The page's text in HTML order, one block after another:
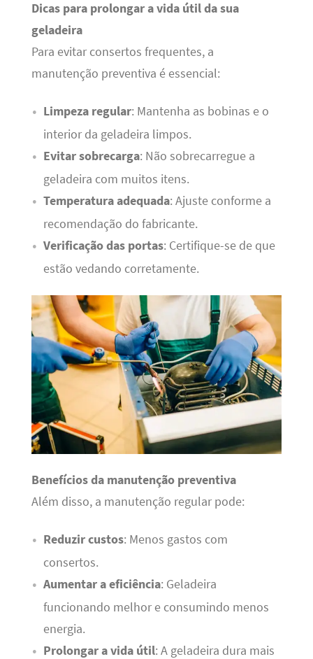
Dicas para prolongar a vida útil da sua
geladeira
Para evitar consertos frequentes, a
manutenção preventiva é essencial:
Limpeza regular: Mantenha as bobinas e o
interior da geladeira limpos.
Evitar sobrecarga: Não sobrecarregue a
geladeira com muitos itens.
Temperatura adequada: Ajuste conforme a
recomendação do fabricante.
Verificação das portas: Certifique-se de que
estão vedando corretamente.
Benefícios da manutenção preventiva
Além disso, a manutenção regular pode:
Reduzir custos: Menos gastos com
consertos.
Aumentar a eficiência: Geladeira
funcionando melhor e consumindo menos
energia.
Prolongar a vida útil: A geladeira dura mais